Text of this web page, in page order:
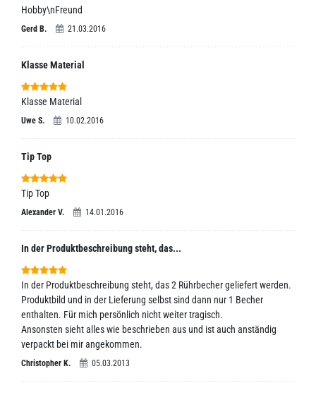
Hobby\nFreund
Gerd B. 21.03.2016
Klasse Material
Klasse Material
Uwe S. 10.02.2016
Tip Top
Tip Top
Alexander V. 14.01.2016
In der Produktbeschreibung steht, das...
In der Produktbeschreibung steht, das 2 Rührbecher geliefert werden.
Produktbild und in der Lieferung selbst sind dann nur 1 Becher
enthalten. Für mich persönlich nicht weiter tragisch.
Ansonsten sieht alles wie beschrieben aus und ist auch anständig
verpackt bei mir angekommen.
Christopher K. 05.03.2013